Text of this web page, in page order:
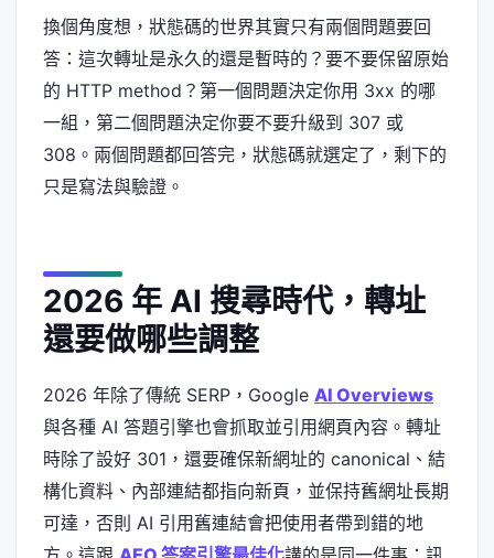
換個角度想，狀態碼的世界其實只有兩個問題要回
答：這次轉址是永久的還是暫時的？要不要保留原始
的 HTTP method？第一個問題決定你用 3xx 的哪
一組，第二個問題決定你要不要升級到 307 或
308。兩個問題都回答完，狀態碼就選定了，剩下的
只是寫法與驗證。
2026 年 AI 搜尋時代，轉址
還要做哪些調整
2026 年除了傳統 SERP，Google AI Overviews
與各種 AI 答題引擎也會抓取並引用網頁內容。轉址
時除了設好 301，還要確保新網址的 canonical、結
構化資料、內部連結都指向新頁，並保持舊網址長期
可達，否則 AI 引用舊連結會把使用者帶到錯的地